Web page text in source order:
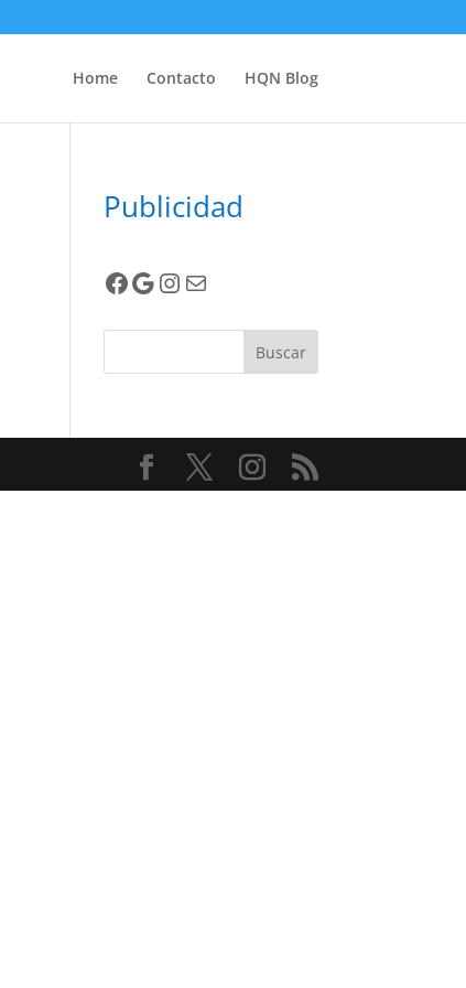
Home Contacto HQN Blog
Publicidad
Facebook
Google
Instagram
Correo electrónico
Buscar